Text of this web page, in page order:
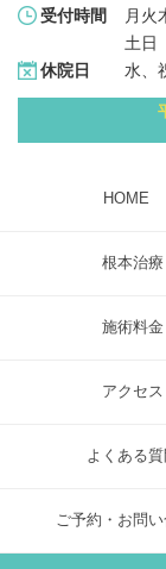
受付時間
月火
土日
休院日 水、
HOME
根本治療
施術料金
アクセス
よくある質
ご予約・お問